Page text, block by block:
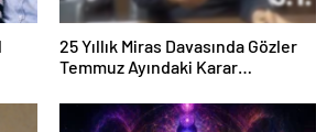
25 Yıllık Miras Davasında Gözler
Temmuz Ayındaki Karar